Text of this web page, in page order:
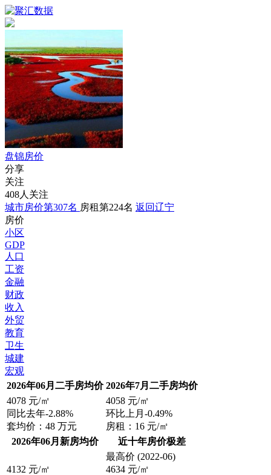
盘锦房价
分享
关注
408人关注
城市房价第307名 房租第224名 返回辽宁
房价
小区
GDP
人口
工资
金融
财政
收入
外贸
教育
卫生
城建
宏观
2026年06月二手房均价 2026年7月二手房均价
4078 元/㎡
同比去年-2.88%
套均价： 48 万元
4058 元/㎡
环比上月 -0.49%
房租： 16 元/㎡
2026年06月新房均价
近十年房价极差
4132 元/㎡
最高价 (2022-06)
4634 元/㎡